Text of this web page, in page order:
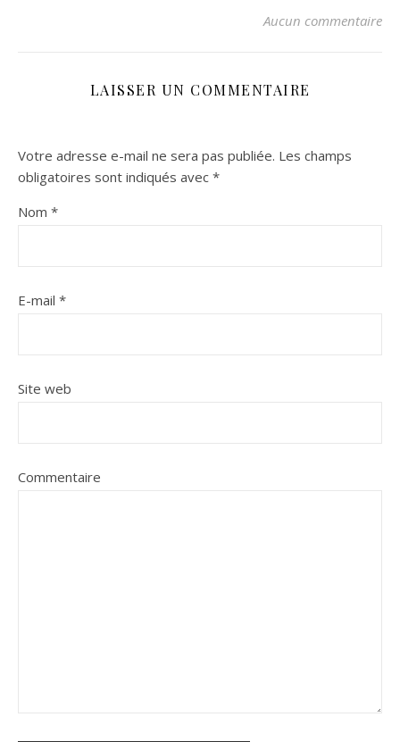
Aucun commentaire
LAISSER UN COMMENTAIRE
Votre adresse e-mail ne sera pas publiée. Les champs
obligatoires sont indiqués avec *
Nom *
E-mail *
Site web
Commentaire